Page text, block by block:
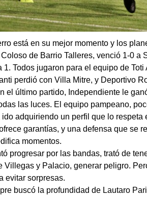
está en su mejor momento y los
de Barrio Talleres, venció 1-0 a
1. Todos jugaron para el equipo de
perdió con Villa Mitre, y Deportivo
el último partido, Independiente le
las luces. El equipo pampeano,
adquiriendo un perfil que lo respeta
garantías, y una defensa que se
momentos.
progresar por las bandas, trató de
Villegas y Palacio, generar peligro.
evitar sorpresas.
buscó la profundidad de Lautaro